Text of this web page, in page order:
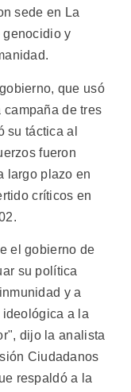
sede en La
genocidio y
que usó
campaña de tres
su táctica al
fueron
largo plazo en
críticos en
el gobierno de
su política
y a
a la
dijo la analista
Ciudadanos
respaldó a la